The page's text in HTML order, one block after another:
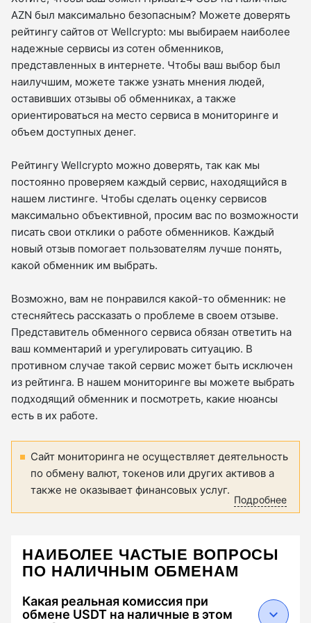
AZN был максимально безопасным? Можете доверять
рейтингу сайтов от Wellcrypto: мы выбираем наиболее
надежные сервисы из сотен обменников,
представленных в интернете. Чтобы ваш выбор был
наилучшим, можете также узнать мнения людей,
оставивших отзывы об обменниках, а также
ориентироваться на место сервиса в мониторинге и
объем доступных денег.
Рейтингу Wellcrypto можно доверять, так как мы
постоянно проверяем каждый сервис, находящийся в
нашем листинге. Чтобы сделать оценку сервисов
максимально объективной, просим вас по возможности
писать свои отклики о работе обменников. Каждый
новый отзыв помогает пользователям лучше понять,
какой обменник им выбрать.
Возможно, вам не понравился какой-то обменник: не
стесняйтесь рассказать о проблеме в своем отзыве.
Представитель обменного сервиса обязан ответить на
ваш комментарий и урегулировать ситуацию. В
противном случае такой сервис может быть исключен
из рейтинга. В нашем мониторинге вы можете выбрать
подходящий обменник и посмотреть, какие нюансы
есть в их работе.
Сайт мониторинга не осуществляет деятельность
по обмену валют, токенов или других активов а
также не оказывает финансовых услуг.
Подробнее
НАИБОЛЕЕ ЧАСТЫЕ ВОПРОСЫ
ПО НАЛИЧНЫМ ОБМЕНАМ
Какая реальная комиссия при
обмене USDT на наличные в этом